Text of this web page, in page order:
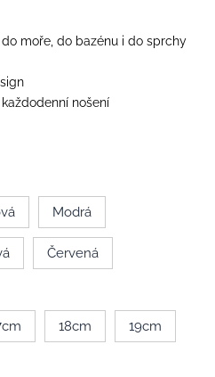
moře, do bazénu i do sprchy
nošení
Modrá
Červená
18cm 19cm